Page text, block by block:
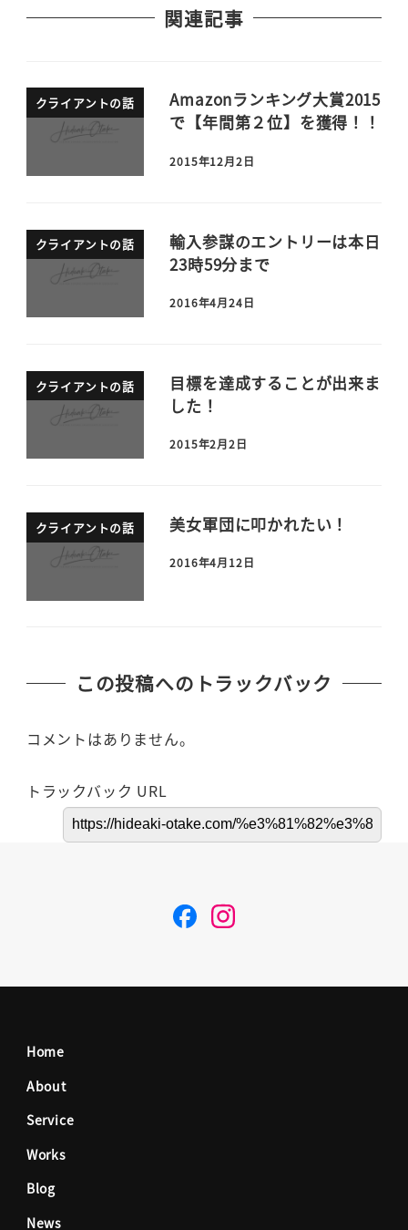
関連記事
クライアントの話
Amazonランキング大賞2015
で【年間第２位】を獲得！！
2015年12月2日
クライアントの話
輸入参謀のエントリーは本日
23時59分まで
2016年4月24日
クライアントの話
目標を達成することが出来ま
した！
2015年2月2日
クライアントの話 美女軍団に叩かれたい！
2016年4月12日
この投稿へのトラックバック
コメントはありません。
トラックバック URL
F I
Home
About
Service
Works
Blog
News